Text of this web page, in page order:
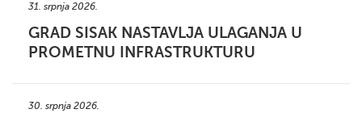
31. srpnja 2026.
GRAD SISAK NASTAVLJA ULAGANJA U
PROMETNU INFRASTRUKTURU
30. srpnja 2026.